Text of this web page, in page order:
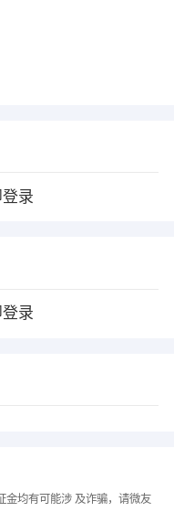
录
录
金均有可能涉 及诈骗，请微友